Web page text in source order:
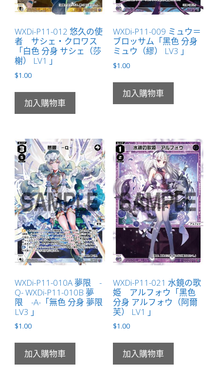
WXDi-P11-012 悠久の使
者 サシェ・クロワス
「白色 分身 サシェ（莎
榭） LV1 」
$1.00
加入購物車
WXDi-P11-009 ミュウ＝
ブロッサム「黑色 分身
ミュウ（繆） LV3 」
$1.00
加入購物車
WXDi-P11-010A 夢限 -
Q- WXDi-P11-010B 夢
限 -A-「無色 分身 夢限
LV3 」
$1.00
加入購物車
WXDi-P11-021 水鏡の歌
姫 アルフォウ「黑色
分身 アルフォウ（阿爾
芙） LV1 」
$1.00
加入購物車